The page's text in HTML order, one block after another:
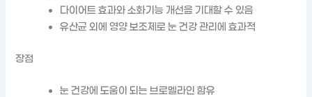
다이어트 효과와 소화기능 개선을 기대할 수 있음
유산균 외에 영양 보조제로 눈 건강 관리에 효과적
장점
눈 건강에 도움이 되는 브로멜라인 함유